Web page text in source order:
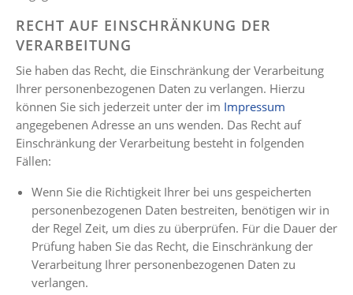
RECHT AUF EINSCHRÄNKUNG DER
VERARBEITUNG
Sie haben das Recht, die Einschränkung der Verarbeitung
Ihrer personenbezogenen Daten zu verlangen. Hierzu
können Sie sich jederzeit unter der im Impressum
angegebenen Adresse an uns wenden. Das Recht auf
Einschränkung der Verarbeitung besteht in folgenden
Fällen:
Wenn Sie die Richtigkeit Ihrer bei uns gespeicherten
personenbezogenen Daten bestreiten, benötigen wir in
der Regel Zeit, um dies zu überprüfen. Für die Dauer der
Prüfung haben Sie das Recht, die Einschränkung der
Verarbeitung Ihrer personenbezogenen Daten zu
verlangen.